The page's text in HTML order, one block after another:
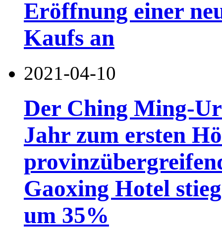
Eröffnung einer
Kaufs an
2021-04-10
Der Ching Ming-
Jahr zum ersten
Gaoxing Hotel
um 35%